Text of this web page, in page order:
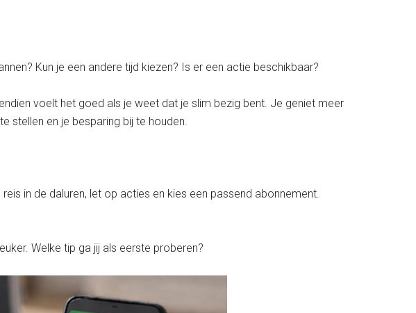
Kun je een andere tijd kiezen? Is er een actie beschikbaar?
voelt het goed als je weet dat je slim bezig bent. Je geniet meer
stellen en je besparing bij te houden.
in de daluren, let op acties en kies een passend abonnement.
Welke tip ga jij als eerste proberen?